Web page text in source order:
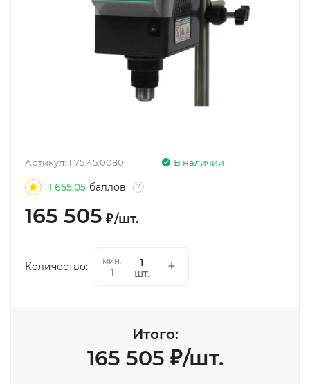
В наличии
Артикул: 1.75.45.0080
1 655.05 баллов ?
165 505 ₽/шт.
Количество:
мин.
1
шт.
Итого:
165 505 ₽/шт.